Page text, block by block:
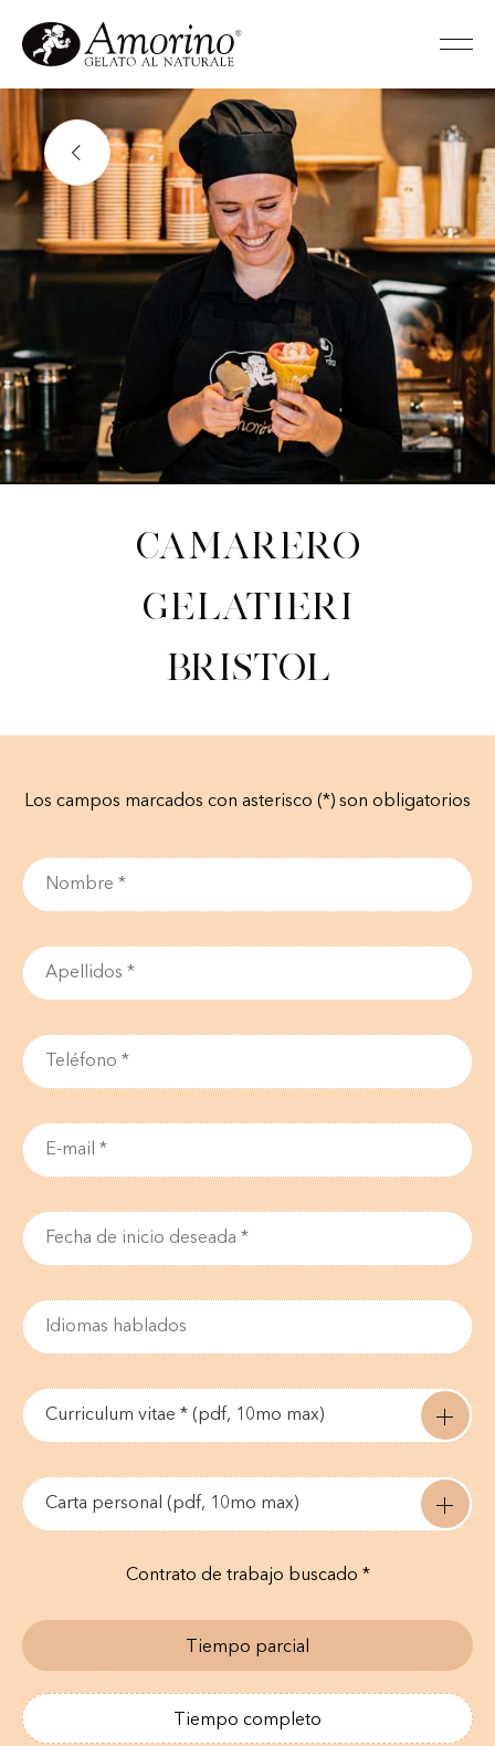
Camarero
gelatieri
Bristol
Los campos marcados con asterisco (*) son obligatorios
Curriculum vitae * (pdf, 10mo max)
Carta personal (pdf, 10mo max)
Contrato de trabajo buscado *
Tiempo parcial
Tiempo completo